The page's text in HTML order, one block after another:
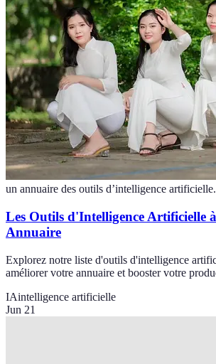
un annuaire des outils d’intelligence artificielle.
Les Outils d'Intelligence Artificielle
Annuaire
Explorez notre liste d'outils d'intelligence
améliorer votre annuaire et booster votre
IAintelligence artificielle
Jun 21